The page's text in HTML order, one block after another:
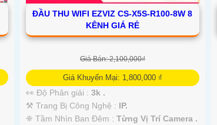
ĐẦU THU WIFI EZVIZ CS-X5S-R100-8W 8
KÊNH GIÁ RẺ
Giá Bán: 2,100,000₫
Giá Khuyến Mại: 1,800,000 ₫
👀 Độ Phân giải : 3k .
⚒ Trang Bị Công Nghệ : IP.
❈ Tầm Nhìn Ban Đêm : Từng Vị Trí Camera .